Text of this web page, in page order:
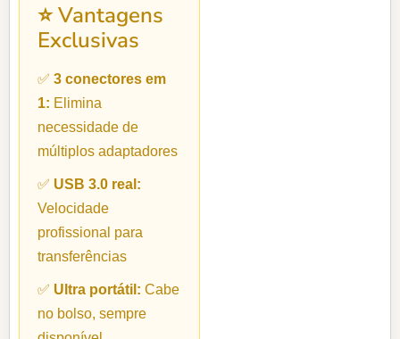
⭐ Vantagens
Exclusivas
✅ 3 conectores em
1: Elimina
necessidade de
múltiplos adaptadores
✅ USB 3.0 real:
Velocidade
profissional para
transferências
✅ Ultra portátil: Cabe
no bolso, sempre